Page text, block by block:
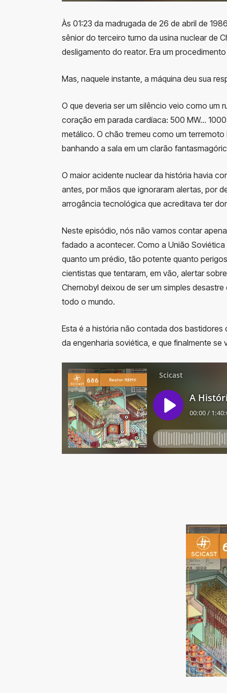
Às 01:23 da madrugada de 26 de abril de
sênior do terceiro turno da usina nuclear de
desligamento do reator. Era um
Mas, naquele instante, a máquina deu sua
O que deveria ser um silêncio veio como um
coração em parada cardíaca: 500 MW…
metálico. O chão tremeu como um
banhando a sala em um clarão
O maior acidente nuclear da história havia
antes, por mãos que ignoraram alertas, por
arrogância tecnológica que acreditava ter
Neste episódio, nós não vamos contar
fadado a acontecer. Como a União
quanto um prédio, tão potente quanto
cientistas que tentaram, em vão, alertar
Chernobyl deixou de ser um simples
todo o mundo.
Esta é a história não contada dos
da engenharia soviética, e que finalmente